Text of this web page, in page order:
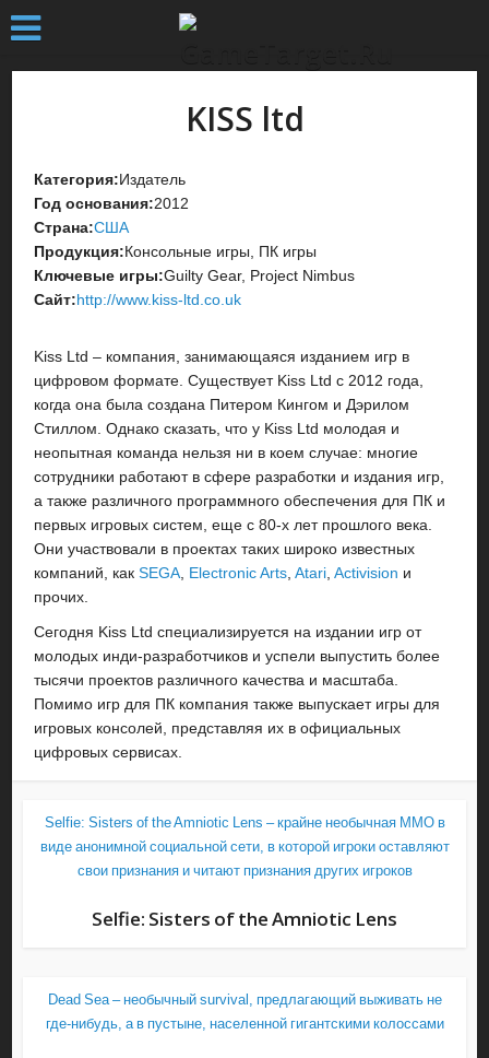
KISS ltd
Категория:Издатель
Год основания:2012
Страна:США
Продукция:Консольные игры, ПК игры
Ключевые игры:Guilty Gear, Project Nimbus
Сайт:http://www.kiss-ltd.co.uk
Kiss Ltd – компания, занимающаяся изданием игр в
цифровом формате. Существует Kiss Ltd с 2012 года,
когда она была создана Питером Кингом и Дэрилом
Стиллом. Однако сказать, что у Kiss Ltd молодая и
неопытная команда нельзя ни в коем случае: многие
сотрудники работают в сфере разработки и издания игр,
а также различного программного обеспечения для ПК и
первых игровых систем, еще с 80-х лет прошлого века.
Они участвовали в проектах таких широко известных
компаний, какSEGA Electronic Arts ,Atari ,Activision и
прочих.
Сегодня Kiss Ltd специализируется на издании игр от
молодых инди-разработчиков и успели выпустить более
тысячи проектов различного качества и масштаба.
Помимо игр для ПК компания также выпускает игры для
игровых консолей, представляя их в официальных
цифровых сервисах.
Selfie: Sisters of the Amniotic Lens – крайне необычная MMO в
виде анонимной социальной сети, в которой игроки оставляют
свои признания и читают признания других игроков
Selfie: Sisters of the Amniotic Lens
Dead Sea – необычный survival, предлагающий выживать не
где-нибудь, а в пустыне, населенной гигантскими колоссами